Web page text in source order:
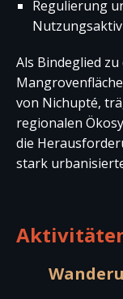
Regulierung
Als Bindeglied
von Nichupté,
regionalen
die
stark